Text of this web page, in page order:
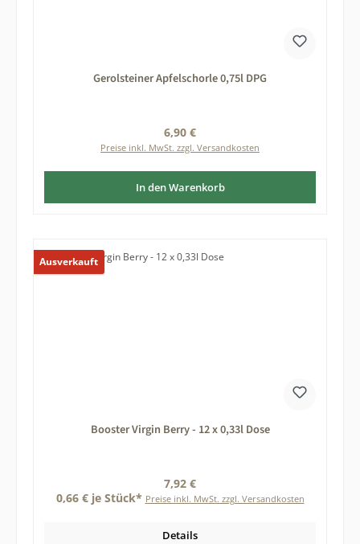
Gerolsteiner Apfelschorle 0,75l DPG
Regulärer Preis:
6,90 €
Preise inkl. MwSt. zzgl. Versandkosten
In den Warenkorb
Ausverkauft
Booster Virgin Berry - 12 x 0,33l Dose
Regulärer Preis:
7,92 €
0,66 € je Stück* Preise inkl. MwSt. zzgl. Versandkosten
Details